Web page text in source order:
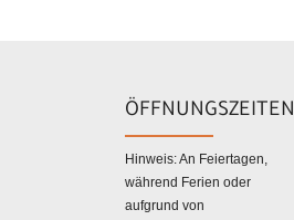
ÖFFNUNGSZEITEN
Hinweis: An Feiertagen,
während Ferien oder
aufgrund von